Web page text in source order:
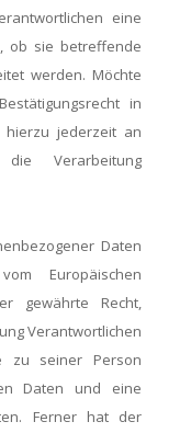
eine
ob sie betreffende
werden. Möchte
in
jederzeit an
Verarbeitung
Daten
Europäischen
gewährte Recht,
Verantwortlichen
zu seiner Person
Daten und eine
Ferner hat der